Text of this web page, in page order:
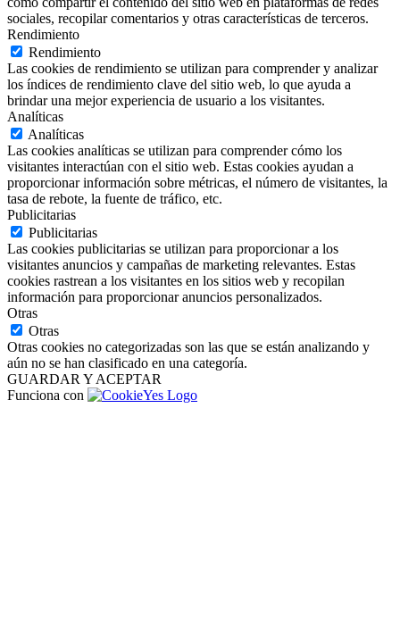
sociales, recopilar comentarios y otras características de terceros.
Rendimiento
Rendimiento
Las cookies de rendimiento se utilizan para comprender y analizar
los índices de rendimiento clave del sitio web, lo que ayuda a
brindar una mejor experiencia de usuario a los visitantes.
Analíticas
Analíticas
Las cookies analíticas se utilizan para comprender cómo los
visitantes interactúan con el sitio web. Estas cookies ayudan a
proporcionar información sobre métricas, el número de visitantes, la
tasa de rebote, la fuente de tráfico, etc.
Publicitarias
Publicitarias
Las cookies publicitarias se utilizan para proporcionar a los
visitantes anuncios y campañas de marketing relevantes. Estas
cookies rastrean a los visitantes en los sitios web y recopilan
información para proporcionar anuncios personalizados.
Otras
Otras
Otras cookies no categorizadas son las que se están analizando y
aún no se han clasificado en una categoría.
GUARDAR Y ACEPTAR
Funciona con